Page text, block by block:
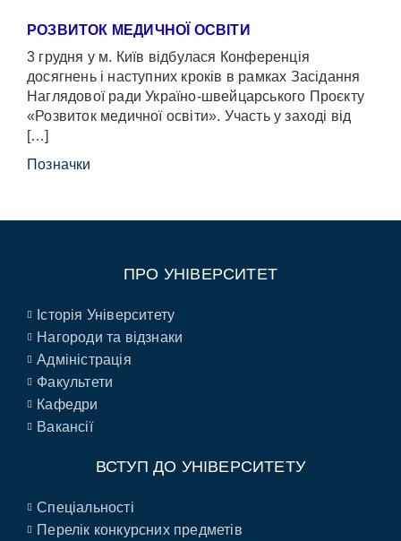
РОЗВИТОК МЕДИЧНОЇ ОСВІТИ
3 грудня у м. Київ відбулася Конференція
досягнень і наступних кроків в рамках Засідання
Наглядової ради Україно-швейцарського Проєкту
«Розвиток медичної освіти». Участь у заході від
[…]
Позначки
ПРО УНІВЕРСИТЕТ
Історія Університету
Нагороди та відзнаки
Адміністрація
Факультети
Кафедри
Вакансії
ВСТУП ДО УНІВЕРСИТЕТУ
Спеціальності
Перелік конкурсних предметів